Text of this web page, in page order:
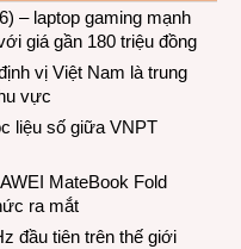
– laptop gaming mạnh
giá gần 180 triệu đồng
vị Việt Nam là trung
vực
liệu số giữa VNPT
MateBook Fold
ra mắt
đầu tiên trên thế giới